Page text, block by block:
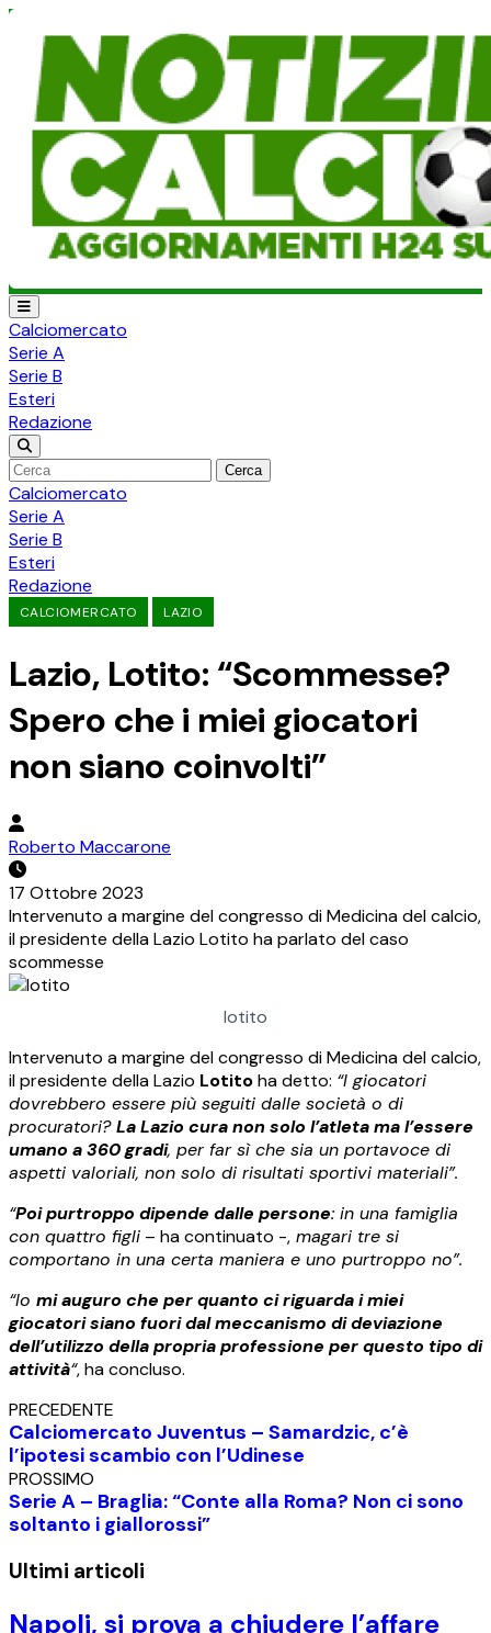
Calciomercato
Serie A
Serie B
Esteri
Redazione
Cerca
Calciomercato
Serie A
Serie B
Esteri
Redazione
CALCIOMERCATO LAZIO
Lazio, Lotito: “Scommesse?
Spero che i miei giocatori
non siano coinvolti”
Roberto Maccarone
17 Ottobre 2023
Intervenuto a margine del congresso di Medicina del calcio,
il presidente della Lazio Lotito ha parlato del caso
scommesse
lotito
Intervenuto a margine del congresso di Medicina del calcio,
il presidente della Lazio Lotitoha detto: “I giocatori
dovrebbero essere più seguiti dalle società o di
procuratori?La Lazio cura non solo l’atleta ma l’essere
umano a 360 gradi, per far sì che sia un portavoce di
aspetti valoriali, non solo di risultati sportivi materiali”.
“Poi purtroppo dipende dalle persone: in una famiglia
con quattro figli – ha continuato -, magari tre si
comportano in una certa maniera e uno purtroppo no”.
“Io mi auguro che per quanto ci riguarda i miei
giocatori siano fuori dal meccanismo di deviazione
dell’utilizzo della propria professione per questo tipo di
attività“, ha concluso.
PRECEDENTE
Calciomercato Juventus – Samardzic, c’è
l’ipotesi scambio con l’Udinese
PROSSIMO
Serie A – Braglia: “Conte alla Roma? Non ci sono
soltanto i giallorossi”
Ultimi articoli
Napoli, si prova a chiudere l’affare